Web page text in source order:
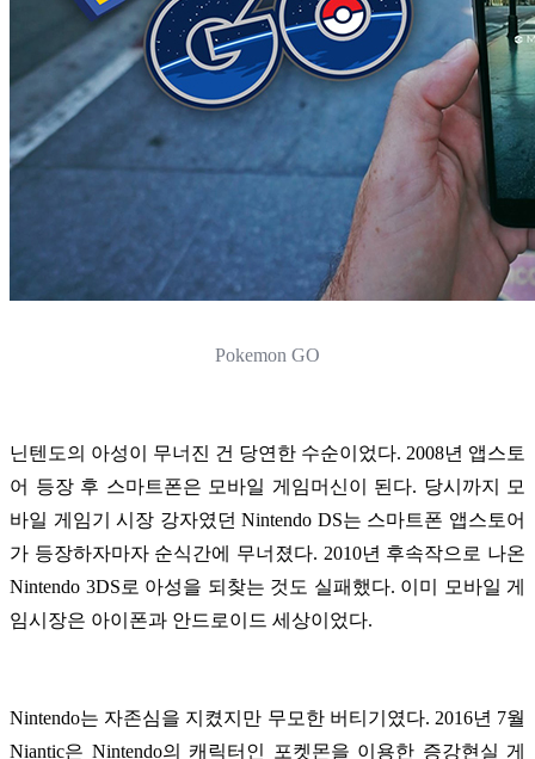
Pokemon GO
닌텐도의 아성이 무너진 건 당연한 수순이었다. 2008년 앱스토
어 등장 후 스마트폰은 모바일 게임머신이 된다. 당시까지 모
바일 게임기 시장 강자였던 Nintendo DS는 스마트폰 앱스토어
가 등장하자마자 순식간에 무너졌다. 2010년 후속작으로 나온
Nintendo 3DS로 아성을 되찾는 것도 실패했다. 이미 모바일 게
임시장은 아이폰과 안드로이드 세상이었다.
Nintendo는 자존심을 지켰지만 무모한 버티기였다. 2016년 7월
Niantic은 Nintendo의 캐릭터인 포켓몬을 이용한 증강현실 게